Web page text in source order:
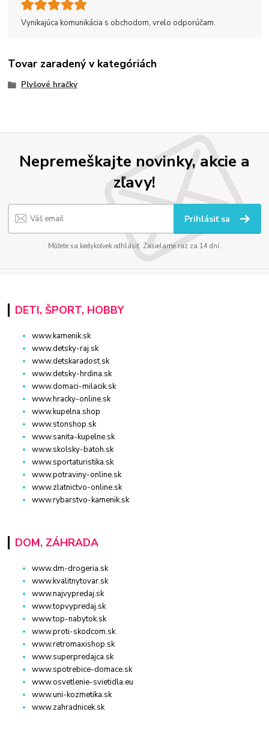
Vynikajúca komunikácia s obchodom, vrelo odporúčam.
Tovar zaradený v kategóriách
Plyšové hračky
Nepremeškajte novinky, akcie a
zľavy!
Prihlásiť sa
Môžete sa kedykoľvek odhlásiť. Zasielame raz za 14 dní.
DETI, ŠPORT, HOBBY
www.kamenik.sk
www.detsky-raj.sk
www.detskaradost.sk
www.detsky-hrdina.sk
www.domaci-milacik.sk
www.hracky-online.sk
www.kupelna.shop
www.stonshop.sk
www.sanita-kupelne.sk
www.skolsky-batoh.sk
www.sportaturistika.sk
www.potraviny-online.sk
www.zlatnictvo-online.sk
www.rybarstvo-kamenik.sk
DOM, ZÁHRADA
www.dm-drogeria.sk
www.kvalitnytovar.sk
www.najvypredaj.sk
www.topvypredaj.sk
www.top-nabytok.sk
www.proti-skodcom.sk
www.retromaxishop.sk
www.superpredajca.sk
www.spotrebice-domace.sk
www.osvetlenie-svietidla.eu
www.uni-kozmetika.sk
www.zahradnicek.sk